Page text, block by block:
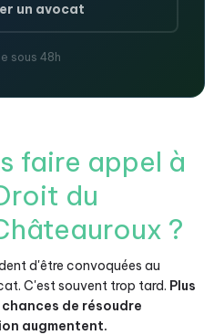
un avocat
sous 48h
faire appel à
du
?
d'être convoquées au
C'est souvent trop tard. Plus
de résoudre
augmentent.